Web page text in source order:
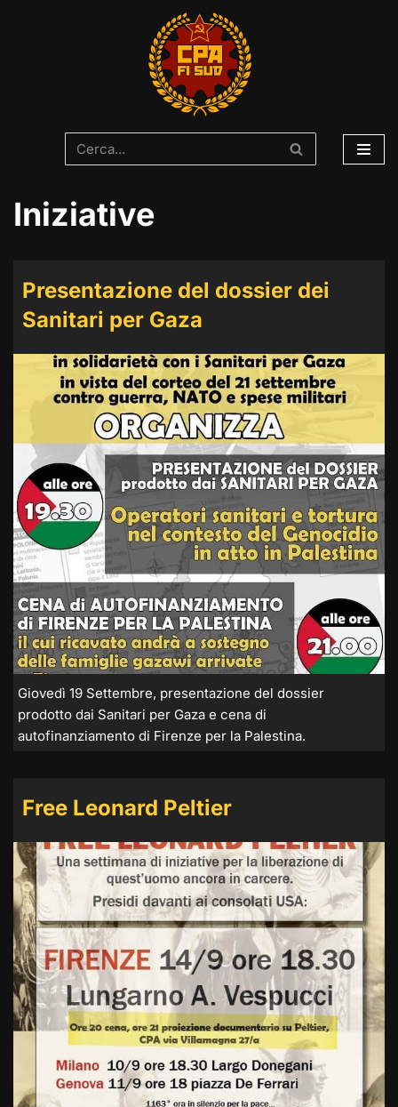
Iniziative
Presentazione del dossier dei
Sanitari per Gaza
Giovedì 19 Settembre, presentazione del dossier
prodotto dai Sanitari per Gaza e cena di
autofinanziamento di Firenze per la Palestina.
Free Leonard Peltier